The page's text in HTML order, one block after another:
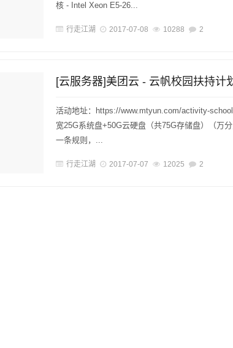
核 - Intel Xeon E5-26...
行走江湖 2017-07-08 10288 2
[云服务器]美团云 - 云帆校园扶持计
活动地址：https://www.mtyun.com/activity-
宽25G系统盘+50G云硬盘（共75G存储盘）（万
一条规则，...
行走江湖 2017-07-07 12025 2